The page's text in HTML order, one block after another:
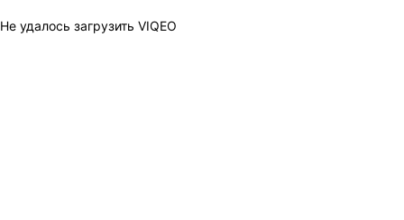
Не удалось загрузить VIQEO